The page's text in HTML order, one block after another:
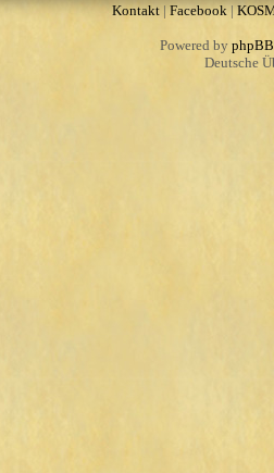
Kontakt|Facebook |
Powered by phpBB
Deutsche